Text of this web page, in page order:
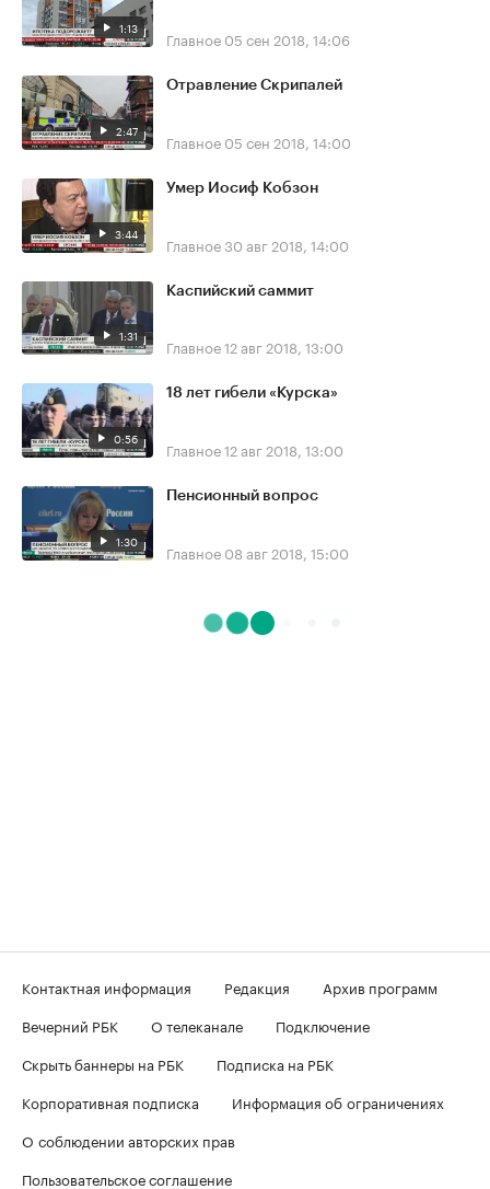
1:13 Главное 05 сен 2018, 14:06
2:47
Отравление Скрипалей
Главное 05 сен 2018, 14:00
3:44
Умер Иосиф Кобзон
Главное30 авг 2018, 14:00
1:31
Каспийский саммит
Главное12 авг 2018, 13:00
0:56
18 лет гибели «Курска»
Главное12 авг 2018, 13:00
1:30
Пенсионный вопрос
Главное 08 авг 2018, 15:00
Контактная информация Редакция
Архив программ
Вечерний РБК
О телеканале
Подключение
Скрыть баннеры на РБК
Подписка на РБК
Корпоративная подписка
Информация об ограничениях
О соблюдении авторских прав
Пользовательское соглашение